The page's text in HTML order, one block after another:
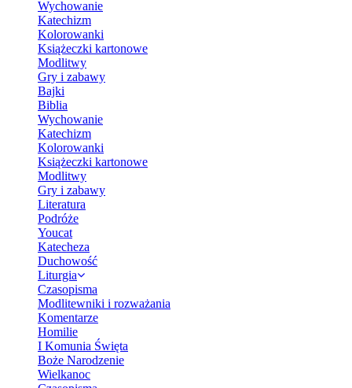
Wychowanie
Katechizm
Kolorowanki
Książeczki kartonowe
Modlitwy
Gry i zabawy
Bajki
Biblia
Wychowanie
Katechizm
Kolorowanki
Książeczki kartonowe
Modlitwy
Gry i zabawy
Literatura
Podróże
Youcat
Katecheza
Duchowość
Liturgia
Czasopisma
Modlitewniki i rozważania
Komentarze
Homilie
I Komunia Święta
Boże Narodzenie
Wielkanoc